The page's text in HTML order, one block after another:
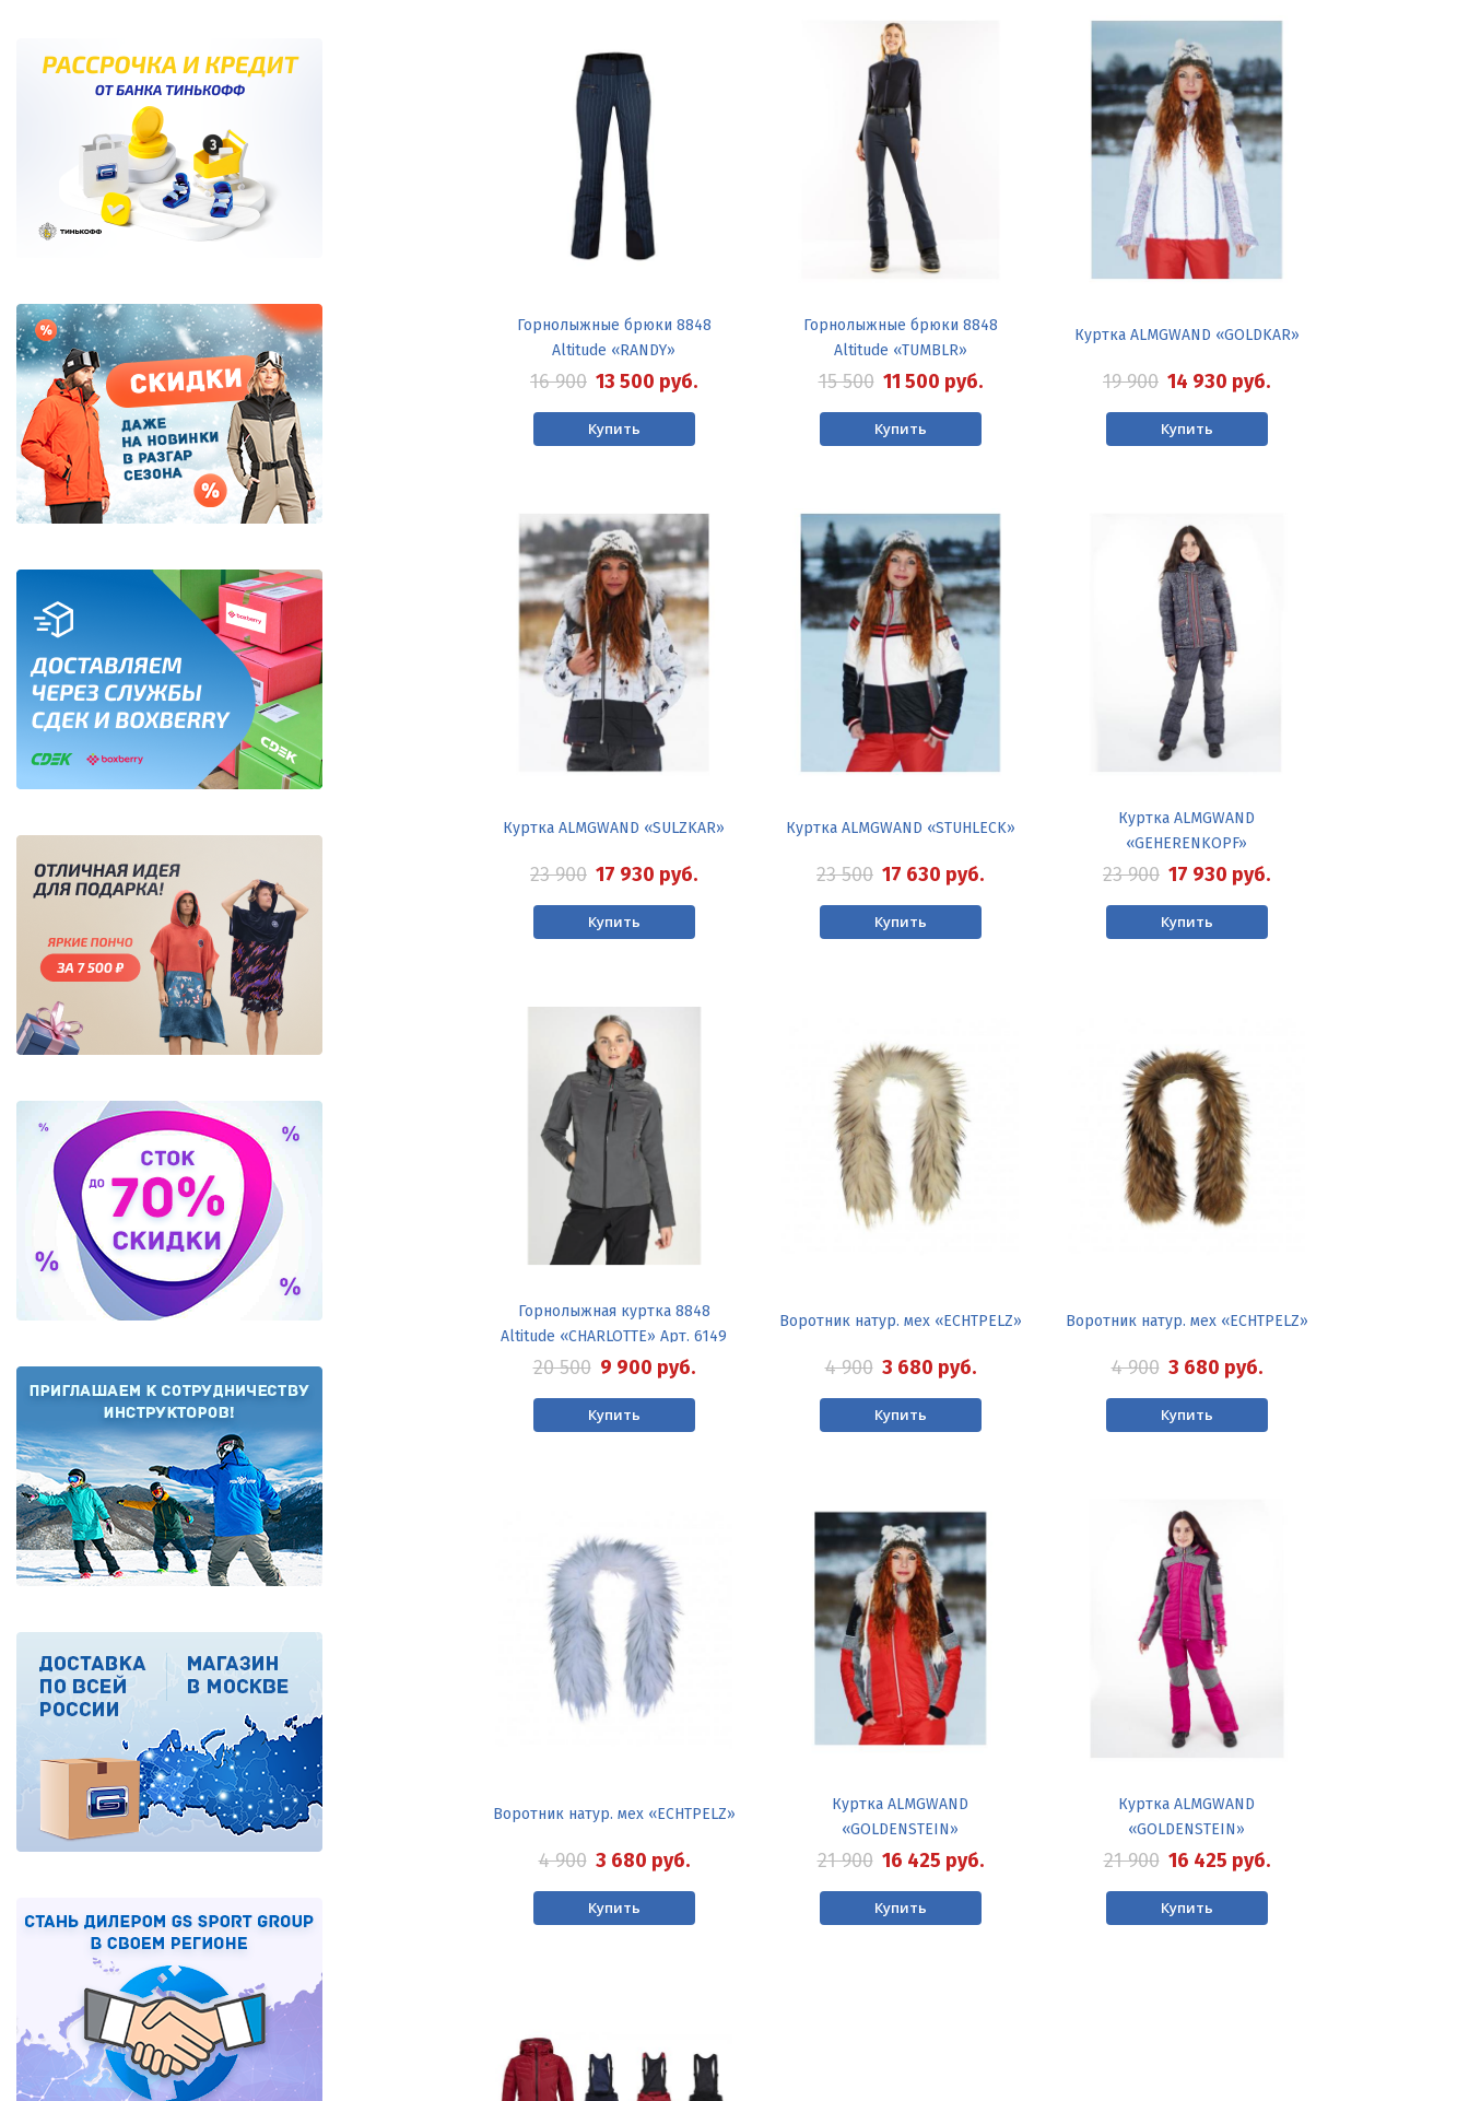
Сертификаты и подарки
Яхтенная одежда
Горнолыжные брюки 8848
Altitude «RANDY»
16 900 13 500 руб.
Купить
Горнолыжные брюки 8848
Altitude «TUMBLR»
15 500 11 500 руб.
Купить
Куртка ALMGWAND «GOLDKAR»
19 900 14 930 руб.
Купить
Куртка ALMGWAND «SULZKAR»
23 900 17 930 руб.
Купить
Куртка ALMGWAND «STUHLECK»
23 500 17 630 руб.
Купить
Куртка ALMGWAND
«GEHERENKOPF»
23 900 17 930 руб.
Купить
Горнолыжная куртка 8848
Altitude «CHARLOTTE» Арт. 6149
20 500 9 900 руб.
Купить
Воротник натур. мех «ECHTPELZ»
4 900 3 680 руб.
Купить
Воротник натур. мех «ECHTPELZ»
4 900 3 680 руб.
Купить
Воротник натур. мех «ECHTPELZ»
4 900 3 680 руб.
Купить
Куртка ALMGWAND
«GOLDENSTEIN»
21 900 16 425 руб.
Купить
Куртка ALMGWAND
«GOLDENSTEIN»
21 900 16 425 руб.
Купить